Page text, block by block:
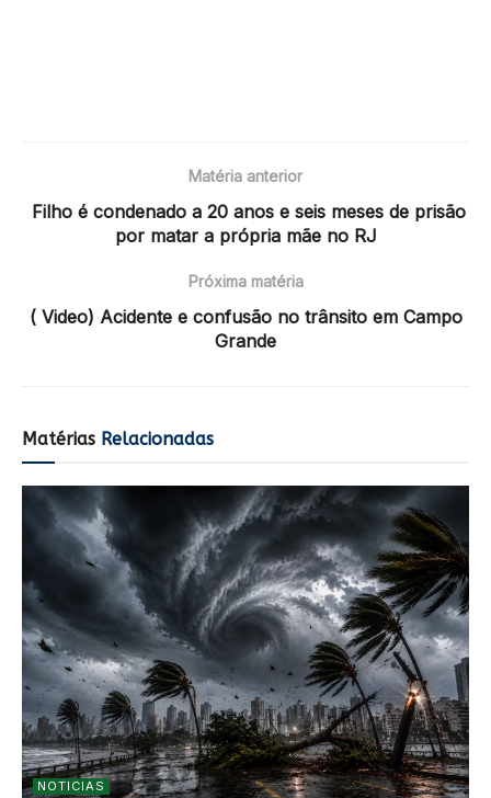
Matéria anterior
Filho é condenado a 20 anos e seis meses de prisão
por matar a própria mãe no RJ
Próxima matéria
( Video) Acidente e confusão no trânsito em Campo
Grande
Matérias Relacionadas
NOTICIAS